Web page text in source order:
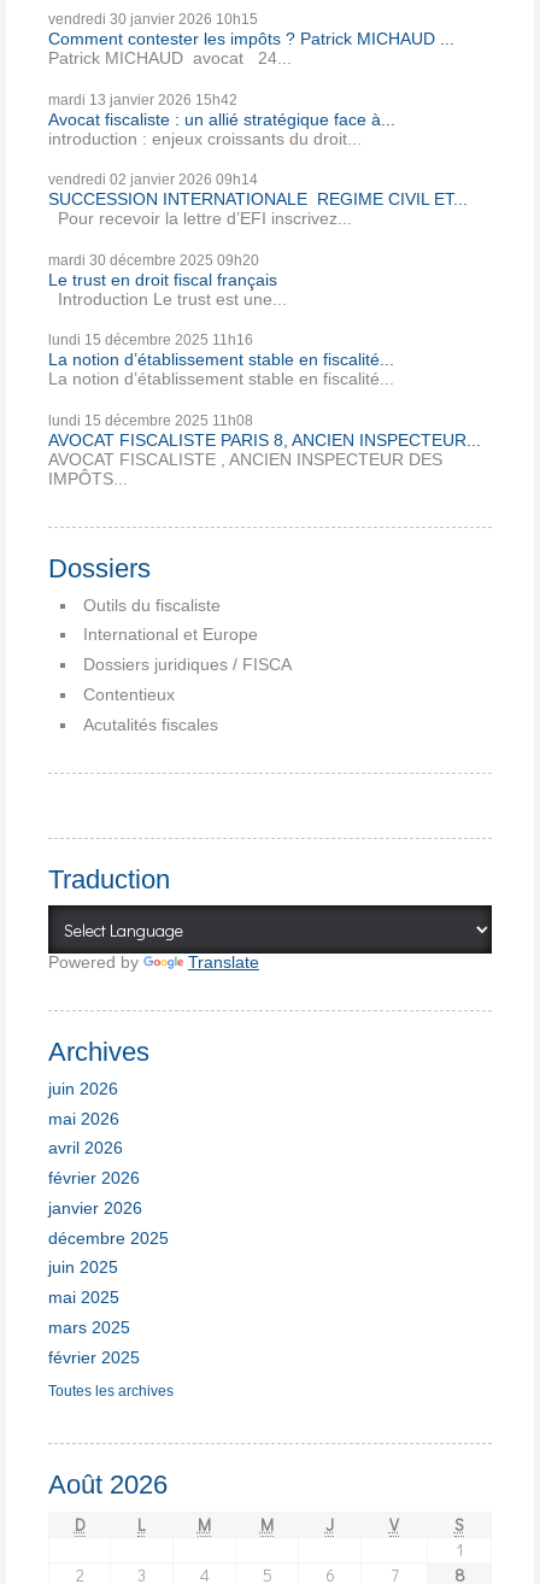
vendredi 30 janvier 2026 10h15
Comment contester les impôts ? Patrick MICHAUD ...
Patrick MICHAUD avocat 24...
mardi 13 janvier 2026 15h42
Avocat fiscaliste : un allié stratégique face à...
introduction : enjeux croissants du droit...
vendredi 02 janvier 2026 09h14
SUCCESSION INTERNATIONALE REGIME CIVIL ET...
Pour recevoir la lettre d’EFI inscrivez...
mardi 30 décembre 2025 09h20
Le trust en droit fiscal français
Introduction Le trust est une...
lundi 15 décembre 2025 11h16
La notion d’établissement stable en fiscalité...
La notion d’établissement stable en fiscalité...
lundi 15 décembre 2025 11h08
AVOCAT FISCALISTE PARIS 8, ANCIEN INSPECTEUR...
AVOCAT FISCALISTE , ANCIEN INSPECTEUR DES
IMPÔTS...
Dossiers
Outils du fiscaliste
International et Europe
Dossiers juridiques / FISCA
Contentieux
Acutalités fiscales
Traduction
Powered by Translate
Archives
juin 2026
mai 2026
avril 2026
février 2026
janvier 2026
décembre 2025
juin 2025
mai 2025
mars 2025
février 2025
Toutes les archives
Août 2026
D L M M J V
S
1
2
3 4 5 6 7 8